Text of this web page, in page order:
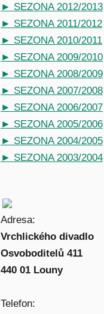
► SEZONA 2012/2013
► SEZONA 2011/2012
► SEZONA 2010/2011
► SEZONA 2009/2010
► SEZONA 2008/2009
► SEZONA 2007/2008
► SEZONA 2006/2007
► SEZONA 2005/2006
► SEZONA 2004/2005
► SEZONA 2003/2004
Adresa:
Vrchlického divadlo
Osvoboditelů 411
440 01 Louny
Telefon: